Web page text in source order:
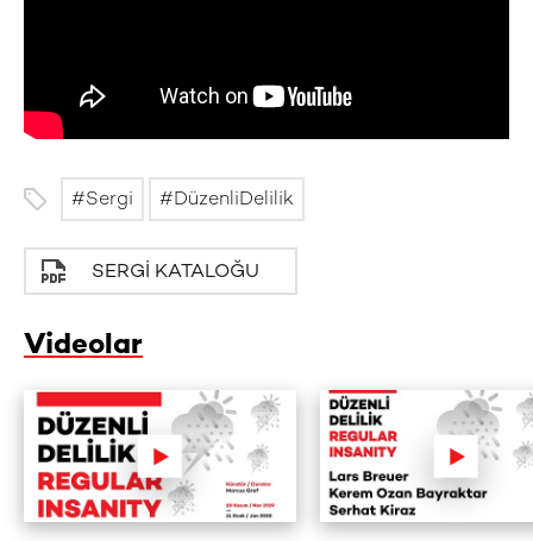
Sergi DüzenliDelilik
SERGI KATALOĞU
Videolar